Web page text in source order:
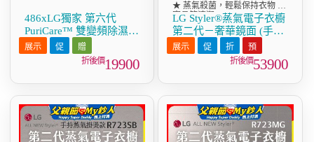
486xLG獨家 第六代
PuriCare™ 雙變頻除濕機
19.6公升 時尚款 白色
DD201MWE0
19900
★ 蒸氣殺菌，輕鬆保持衣物 /
寢具等清潔
LG Styler®蒸氣電子衣櫥
第二代－奢華鏡面 (手持
蒸氣掛燙款) R723MB
53900